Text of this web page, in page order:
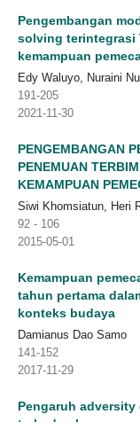
Pengembangan
solving terintegrasi
kemampuan
Edy Waluyo, Nuraini
191-205
2021-11-30
PENGEMBANGAN
PENEMUAN
KEMAMPUAN
Siwi Khomsiatun, Heri
92 - 106
2015-05-01
Kemampuan
tahun pertama
konteks budaya
Damianus Dao Samo
141-152
2017-11-29
Pengaruh